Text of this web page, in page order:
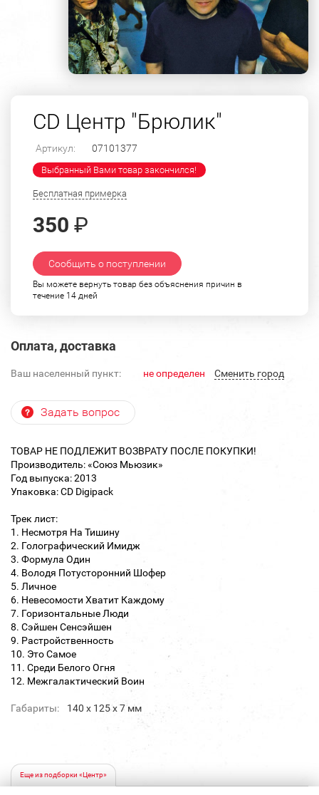
CD Центр "Брюлик"
Артикул: 07101377
Выбранный Вами товар закончился!
Бесплатная примерка
350 ₽
Сообщить о поступлении
Вы можете вернуть товар без объяснения причин в
течение 14 дней
Оплата, доставка
Ваш населенный пункт: не определен Cменить город
Задать вопрос
ТОВАР НЕ ПОДЛЕЖИТ ВОЗВРАТУ ПОСЛЕ ПОКУПКИ!
Производитель: «Союз Мьюзик»
Год выпуска: 2013
Упаковка: CD Digipack
Трек лист:
1. Несмотря На Тишину
2. Голографический Имидж
3. Формула Один
4. Володя Потусторонний Шофер
5. Личное
6. Невесомости Хватит Каждому
7. Горизонтальные Люди
8. Сэйшен Сенсэйшен
9. Растройственность
10. Это Самое
11. Среди Белого Огня
12. Межгалактический Воин
Габариты: 140 х 125 х 7 мм
Еще из подборки «Центр»